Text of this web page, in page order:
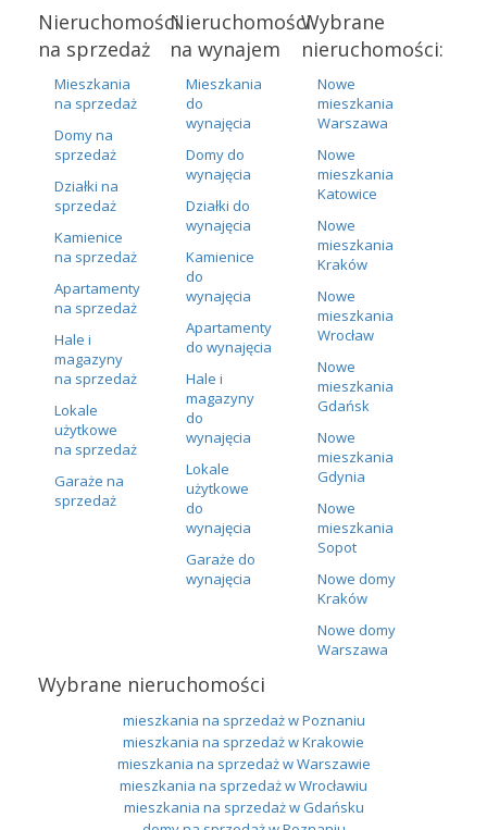
Nieruchomości
na sprzedaż
Mieszkania
na sprzedaż
Domy na
sprzedaż
Działki na
sprzedaż
Kamienice
na sprzedaż
Apartamenty
na sprzedaż
Hale i
magazyny
na sprzedaż
Lokale
użytkowe
na sprzedaż
Garaże na
sprzedaż
Nieruchomości
na wynajem
Mieszkania
do
wynajęcia
Domy do
wynajęcia
Działki do
wynajęcia
Kamienice
do
wynajęcia
Apartamenty
do wynajęcia
Hale i
magazyny
do
wynajęcia
Lokale
użytkowe
do
wynajęcia
Garaże do
wynajęcia
Wybrane
nieruchomości:
Nowe
mieszkania
Warszawa
Nowe
mieszkania
Katowice
Nowe
mieszkania
Kraków
Nowe
mieszkania
Wrocław
Nowe
mieszkania
Gdańsk
Nowe
mieszkania
Gdynia
Nowe
mieszkania
Sopot
Nowe domy
Kraków
Nowe domy
Warszawa
Wybrane nieruchomości
mieszkania na sprzedaż w Poznaniu
mieszkania na sprzedaż w Krakowie
mieszkania na sprzedaż w Warszawie
mieszkania na sprzedaż w Wrocławiu
mieszkania na sprzedaż w Gdańsku